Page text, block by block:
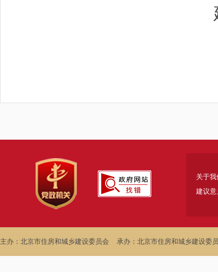
关于我
建议意
主办：北京市住房和城乡建设委员会 承办：北京市住房和城乡建设委